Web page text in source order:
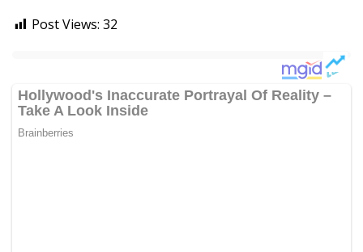
Post Views: 32